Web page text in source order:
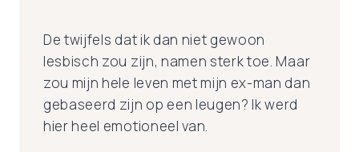
De twijfels dat ik dan niet gewoon
lesbisch zou zijn, namen sterk toe. Maar
zou mijn hele leven met mijn ex-man dan
gebaseerd zijn op een leugen? Ik werd
hier heel emotioneel van.